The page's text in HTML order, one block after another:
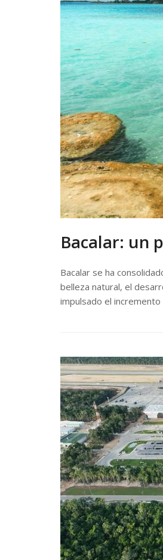
Bacalar: un
Bacalar se ha
belleza natural, el
impulsado el